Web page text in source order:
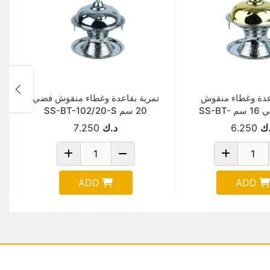
وغطاء منقوش
ذهبي*فضي 16 سم SS-BT-
102/16-
6.250
ADD
تمرية بقاعدة وغطاء منقوش فضي
20 سم SS-BT-102/20-S
د.ك 7.250
ADD